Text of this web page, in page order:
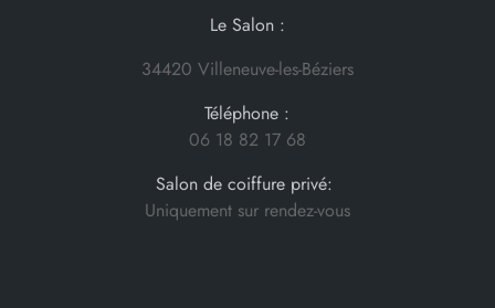
Le Salon :
34420 Villeneuve-les-Béziers
Téléphone :
06 18 82 17 68
Salon de coiffure privé:
Uniquement sur rendez-vous